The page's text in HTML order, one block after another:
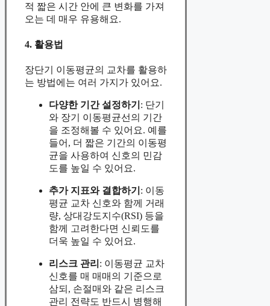
적 짧은 시간 안에 큰 변화를 가져
오는 데 매우 유용해요.
4. 활용법
장단기 이동평균의 교차를 활용하
는 방법에는 여러 가지가 있어요.
다양한 기간 설정하기 : 단기
와 장기 이동평균선의 기간
을 조정해볼 수 있어요. 예를
들어, 더 짧은 기간의 이동평
균을 사용하여 신호의 민감
도를 높일 수 있어요.
추가 지표와 결합하기 : 이동
평균 교차 신호와 함께 거래
량, 상대강도지수(RSI) 등을
함께 고려한다면 신뢰도를
더욱 높일 수 있어요.
리스크 관리 : 이동평균 교차
신호를 매 매매의 기준으로
삼되, 손절매와 같은 리스크
관리 전략도 반드시 병행해